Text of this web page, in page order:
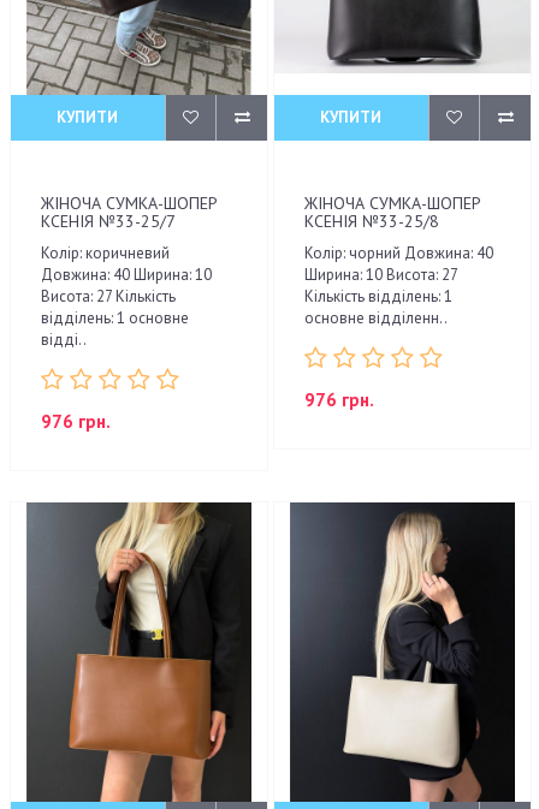
КУПИТИ
ЖІНОЧА СУМКА-ШОПЕР
КСЕНІЯ №33-25/7
Колір: коричневий
Довжина: 40 Ширина: 10
Висота: 27 Кількість
відділень: 1 основне
відді..
976 грн.
КУПИТИ
ЖІНОЧА СУМКА-ШОПЕР
КСЕНІЯ №33-25/8
Колір: чорний Довжина: 40
Ширина: 10 Висота: 27
Кількість відділень: 1
основне відділенн..
976 грн.